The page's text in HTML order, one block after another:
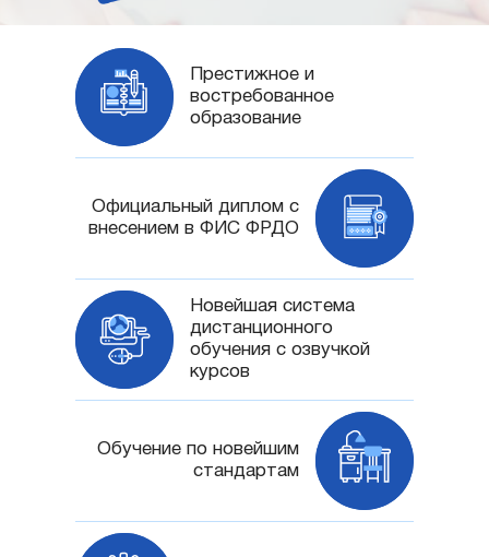
Престижное и
востребованное
образование
Официальный диплом с
внесением в ФИС ФРДО
Новейшая система
дистанционного
обучения с озвучкой
курсов
Обучение по новейшим
стандартам